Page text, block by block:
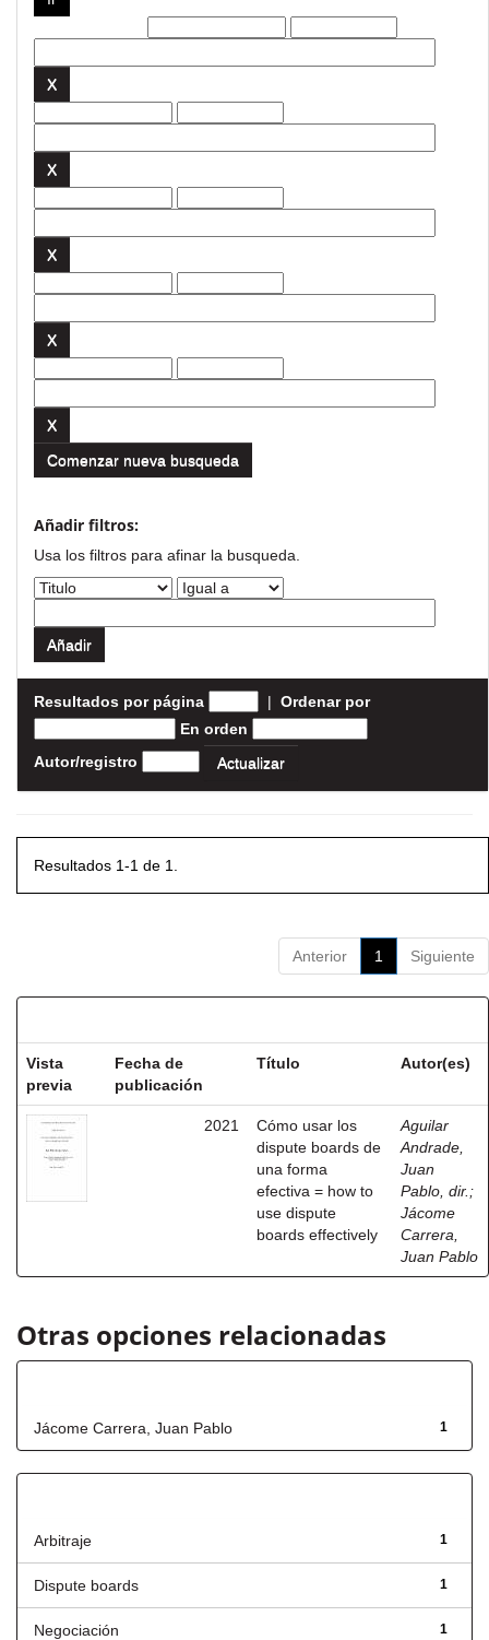
Comenzar nueva busqueda
Añadir filtros:
Usa los filtros para afinar la busqueda.
Resultados por página | Ordenar por
En orden
Autor/registro
Resultados 1-1 de 1.
Anterior 1 Siguiente
Vista
previa
Fecha de
publicación
Título Autor(es)
2021
Cómo usar los
dispute boards de
una forma
efectiva = how to
use dispute
boards effectively
Aguilar
Andrade,
Juan
Pablo, dir. ;
Jácome
Carrera,
Juan Pablo
Otras opciones relacionadas
1
Jácome Carrera, Juan Pablo
1
Arbitraje
1
Dispute boards
1
Negociación